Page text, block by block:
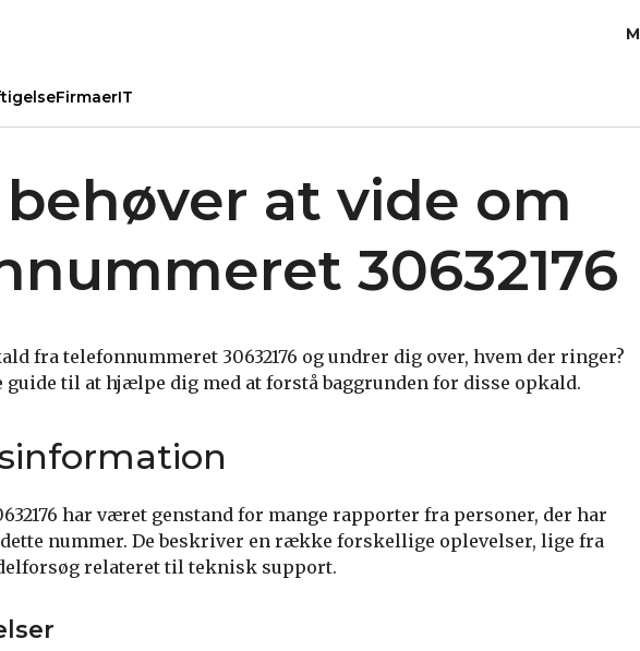
FirmaerIT
at vide om
30632176
fra telefonnummeret 30632176 og undrer dig over, hvem der ringer?
guide til at hjælpe dig med at forstå baggrunden for disse opkald.
har været genstand for mange rapporter fra personer, der har
nummer. De beskriver en række forskellige oplevelser, lige fra
relateret til teknisk support.